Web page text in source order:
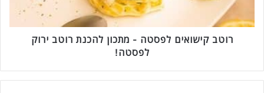
י
י
א
רוטב קישואים לפסטה - מתכון להכנת רוטב ירוק
לפסטה!